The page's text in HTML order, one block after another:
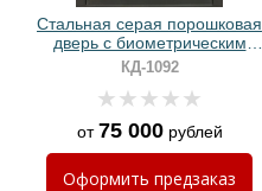
Хочу такую
Стальная серая порошковая
дверь с биометрическим
электронным замком
КД-1092
от75 000рублей
Оформить предзаказ